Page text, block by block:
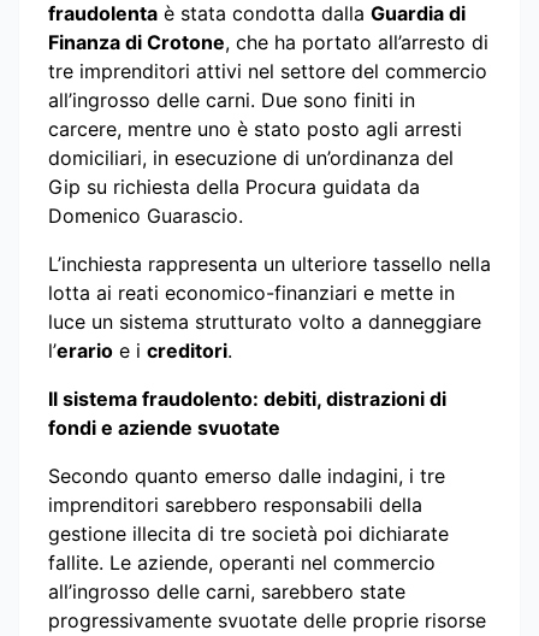
fraudolenta è stata condotta dalla Guardia di
Finanza di Crotone, che ha portato all’arresto di
tre imprenditori attivi nel settore del commercio
all’ingrosso delle carni. Due sono finiti in
carcere, mentre uno è stato posto agli arresti
domiciliari, in esecuzione di un’ordinanza del
Gip su richiesta della Procura guidata da
Domenico Guarascio.
L’inchiesta rappresenta un ulteriore tassello nella
lotta ai reati economico-finanziari e mette in
luce un sistema strutturato volto a danneggiare
l’erario e i creditori.
Il sistema fraudolento: debiti, distrazioni di
fondi e aziende svuotate
Secondo quanto emerso dalle indagini, i tre
imprenditori sarebbero responsabili della
gestione illecita di tre società poi dichiarate
fallite. Le aziende, operanti nel commercio
all’ingrosso delle carni, sarebbero state
progressivamente svuotate delle proprie risorse